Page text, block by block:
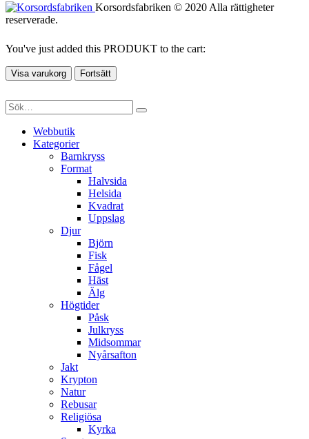
Korsordsfabriken © 2020 Alla rättigheter
reserverade.
You've just added this PRODUKT to the cart:
Visa varukorg Fortsätt
Webbutik
Kategorier
Barnkryss
Format
Halvsida
Helsida
Kvadrat
Uppslag
Djur
Björn
Fisk
Fågel
Häst
Älg
Högtider
Påsk
Julkryss
Midsommar
Nyårsafton
Jakt
Krypton
Natur
Rebusar
Religiösa
Kyrka